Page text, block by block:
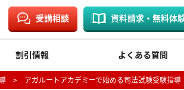
受講相談 資料請求・無料体
割引情報 よくある質問
> アガルートアカデミーで始める司法試験受験指導